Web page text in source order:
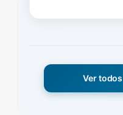
Ver